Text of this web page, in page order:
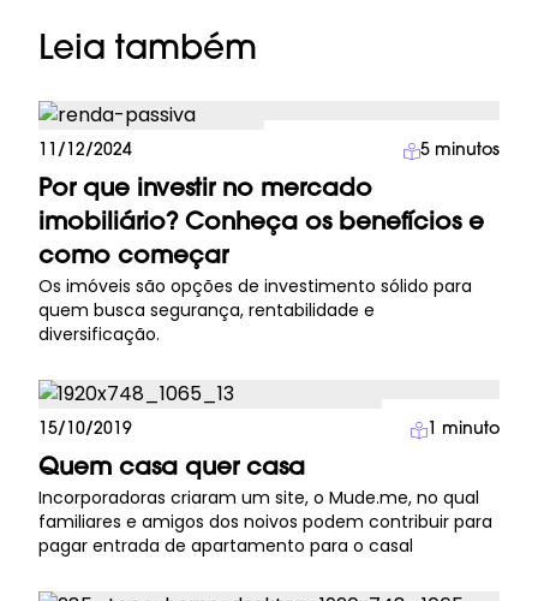
Leia também
Investimento Imobiliário
11/12/2024 5 minutos
Por que investir no mercado
imobiliário? Conheça os benefícios e
como começar
Os imóveis são opções de investimento sólido para
quem busca segurança, rentabilidade e
diversificação.
Imprensa
15/10/2019 minuto
Quem casa quer casa
Incorporadoras criaram um site, o Mude.me, no qual
familiares e amigos dos noivos podem contribuir para
pagar entrada de apartamento para o casal